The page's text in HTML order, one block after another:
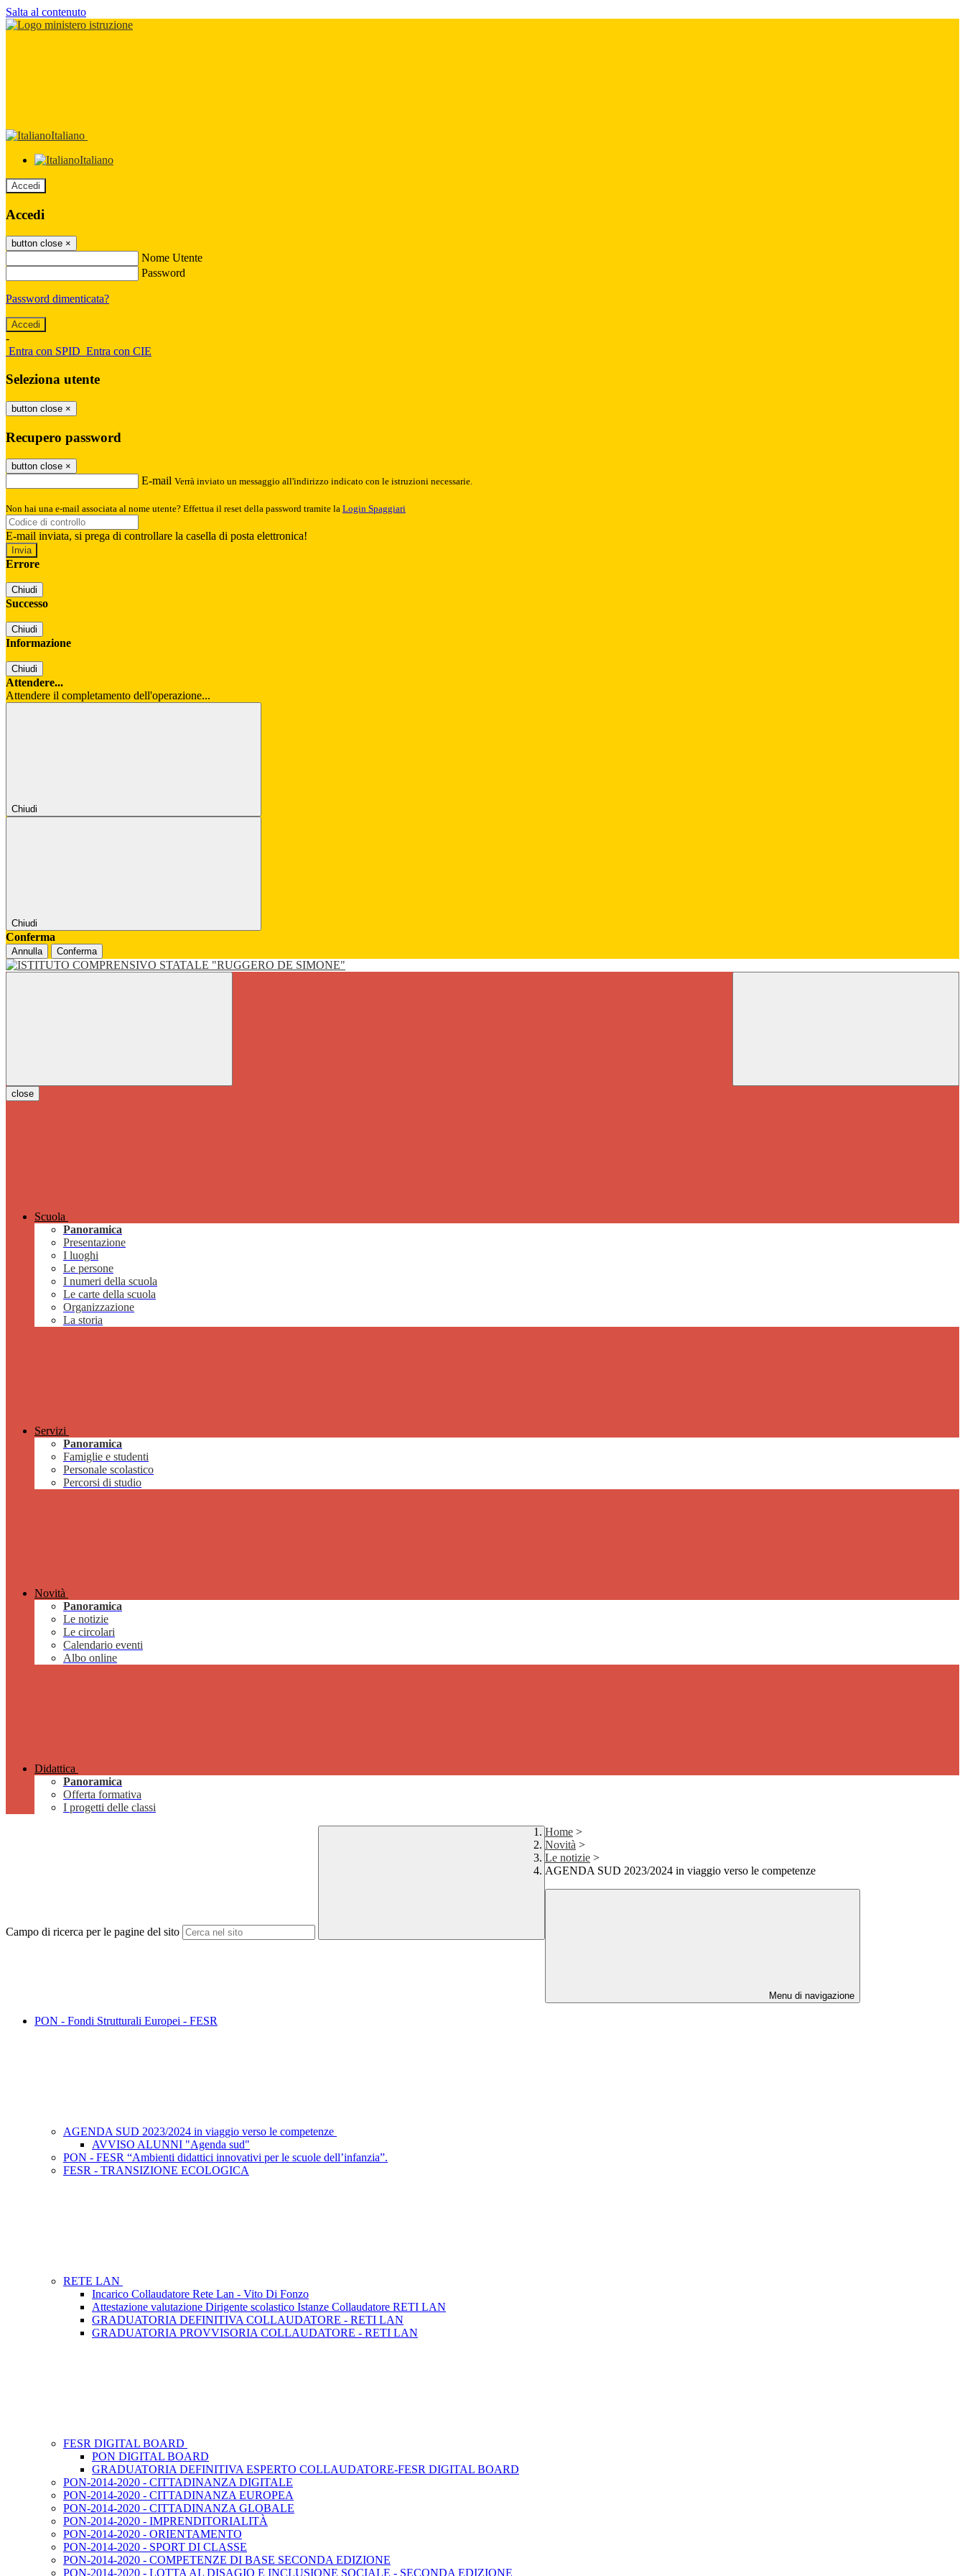
Salta al contenuto
Italiano
Italiano
Accedi
Accedi
button close ×
Nome Utente
Password
Password dimenticata?
-
Entra con SPID Entra con CIE
Seleziona utente
button close ×
Recupero password
button close ×
E-mail Verrà inviato un messaggio all'indirizzo indicato con le istruzioni necessarie.
Non hai una e-mail associata al nome utente? Effettua il reset della password tramite la Login Spaggiari
E-mail inviata, si prega di controllare la casella di posta elettronica!
Errore
Chiudi
Successo
Chiudi
Informazione
Chiudi
Attendere...
Attendere il completamento dell'operazione...
Chiudi
Chiudi
Conferma
Annulla Conferma
close
Scuola
Panoramica
Presentazione
I luoghi
Le persone
I numeri della scuola
Le carte della scuola
Organizzazione
La storia
Servizi
Panoramica
Famiglie e studenti
Personale scolastico
Percorsi di studio
Novità
Panoramica
Le notizie
Le circolari
Calendario eventi
Albo online
Didattica
Panoramica
Offerta formativa
I progetti delle classi
Campo di ricerca per le pagine del sito
Home >
Novità >
Le notizie >
AGENDA SUD 2023/2024 in viaggio verso le competenze
Menu di navigazione
PON - Fondi Strutturali Europei - FESR
AGENDA SUD 2023/2024 in viaggio verso le competenze
AVVISO ALUNNI "Agenda sud"
PON - FESR “Ambienti didattici innovativi per le scuole dell’infanzia”.
FESR - TRANSIZIONE ECOLOGICA
RETE LAN
Incarico Collaudatore Rete Lan - Vito Di Fonzo
Attestazione valutazione Dirigente scolastico Istanze Collaudatore RETI LAN
GRADUATORIA DEFINITIVA COLLAUDATORE - RETI LAN
GRADUATORIA PROVVISORIA COLLAUDATORE - RETI LAN
FESR DIGITAL BOARD
PON DIGITAL BOARD
GRADUATORIA DEFINITIVA ESPERTO COLLAUDATORE-FESR DIGITAL BOARD
PON-2014-2020 - CITTADINANZA DIGITALE
PON-2014-2020 - CITTADINANZA EUROPEA
PON-2014-2020 - CITTADINANZA GLOBALE
PON-2014-2020 - IMPRENDITORIALITÀ
PON-2014-2020 - ORIENTAMENTO
PON-2014-2020 - SPORT DI CLASSE
PON-2014-2020 - COMPETENZE DI BASE SECONDA EDIZIONE
PON-2014-2020 - LOTTA AL DISAGIO E INCLUSIONE SOCIALE - SECONDA EDIZIONE